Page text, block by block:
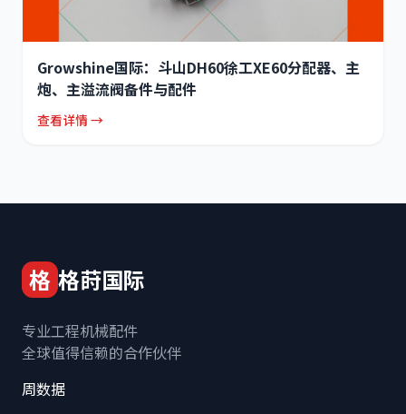
Growshine国际：斗山DH60徐工XE60分配器、主
炮、主溢流阀备件与配件
查看详情 →
格 格莳国际
专业工程机械配件
全球值得信赖的合作伙伴
周数据